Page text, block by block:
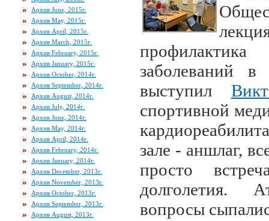
Архив June, 2015г.
Архив May, 2015г.
Архив April, 2015г.
Архив March, 2015г.
Архив February, 2015г.
Архив January, 2015г.
Архив October, 2014г.
Архив September, 2014г.
Архив August, 2014г.
Архив July, 2014г.
Архив June, 2014г.
Архив May, 2014г.
Архив April, 2014г.
Архив February, 2014г.
Архив January, 2014г.
Архив December, 2013г.
Архив November, 2013г.
Архив October, 2013г.
Архив September, 2013г.
Архив August, 2013г.
заболеваний в
выступил
спортивной
зале - аншлаг,
просто
долголетия.
вопросы